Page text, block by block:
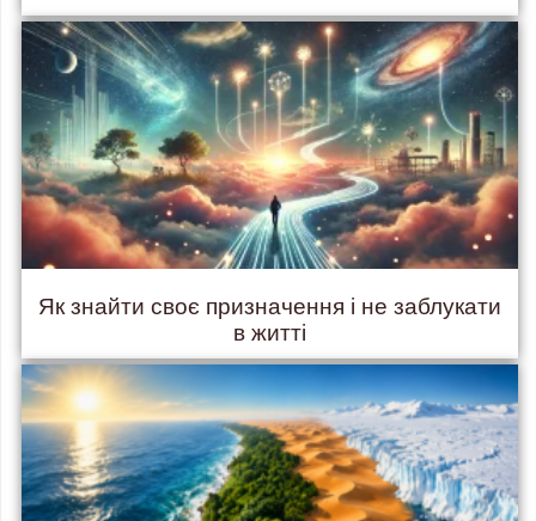
Як знайти своє призначення і не заблукати
в житті